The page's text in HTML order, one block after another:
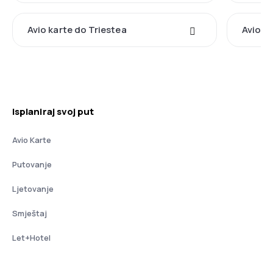
Avio karte do Triestea Avio
Isplaniraj svoj put
Avio Karte
Putovanje
Ljetovanje
Smještaj
Let+Hotel